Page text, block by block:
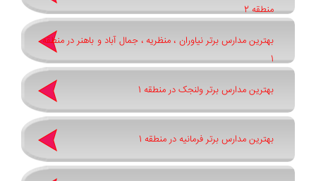
منطقه 2
بهترین مدارس برتر نیاوران ، منظریه ، جمال آباد و باهنر در منطقه
1
بهترین مدارس برتر ولنجک در منطقه 1
بهترین مدارس برتر فرمانیه در منطقه 1